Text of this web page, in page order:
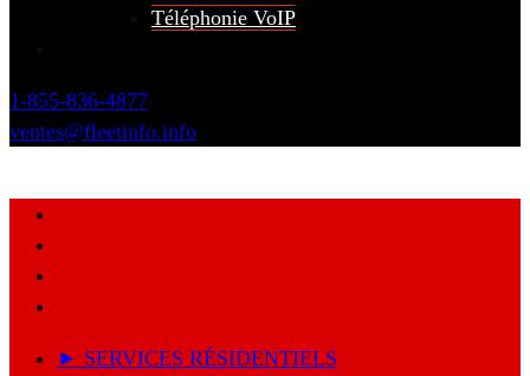
Téléphonie VoIP
1-855-836-4877
ventes@fleetinfo.info
► SERVICES RÉSIDENTIELS